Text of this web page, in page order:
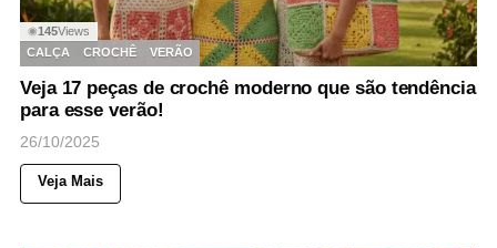
◉145Views
CALÇA
CROCHÊ VERÃO
Veja 17 peças de crochê moderno que são tendência
para esse verão!
26/10/2025
Veja Mais